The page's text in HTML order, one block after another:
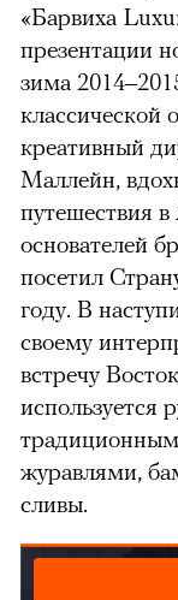
«Барвиха
презентации
зима
классической
креативный
Маллейн,
путешествия
основателей
посетил
году. В
своему
встречу
используется
журавлями,
сливы.